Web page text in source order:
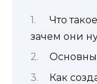
Что
зачем они
Как